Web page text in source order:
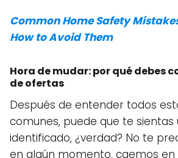
Common Home Safety
How to Avoid Them
Hora de mudar: por qué debes
de ofertas
Después de entender todos
comunes, puede que te sientas
identificado, ¿verdad? No te
en algún momento, caemos